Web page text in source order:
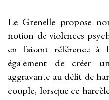
Le Grenelle propose
notion de violences
en faisant référence à
également de créer
aggravante au délit de
couple, lorsque ce